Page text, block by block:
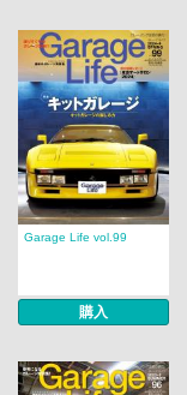
Garage Life vol.99
購入